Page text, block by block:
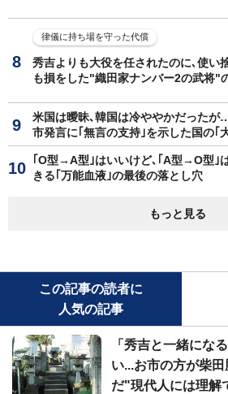
律儀に持ち場を守った代償
秀吉よりも大役を任されたのに､使い
も損をした"織田家ナンバー2の武将"
米国は曖昧､韓国は冷ややかだった
市発言に｢無言の支持｣を示した国の｢
｢O型→A型｣はいいけど､｢A型→O型｣
きる｢万能血液｣の最後の落とし穴
もっと見る
この記事の読者に
人気の記事
「秀吉と一緒にな
い...お市の方が柴
だ"現代人には理解